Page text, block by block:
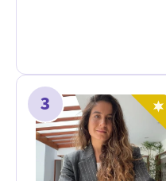
de presentarme, y
¡Espero tener la
vida plena y significativa!
3